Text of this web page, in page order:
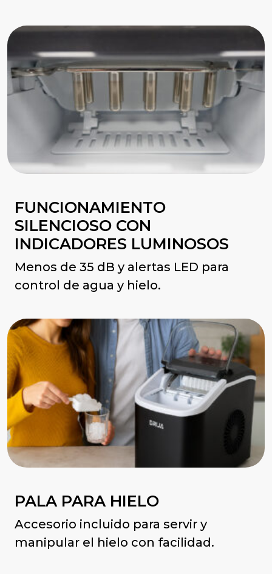
FUNCIONAMIENTO
SILENCIOSO CON
INDICADORES LUMINOSOS
Menos de 35 dB y alertas LED para
control de agua y hielo.
PALA PARA HIELO
Accesorio incluido para servir y
manipular el hielo con facilidad.